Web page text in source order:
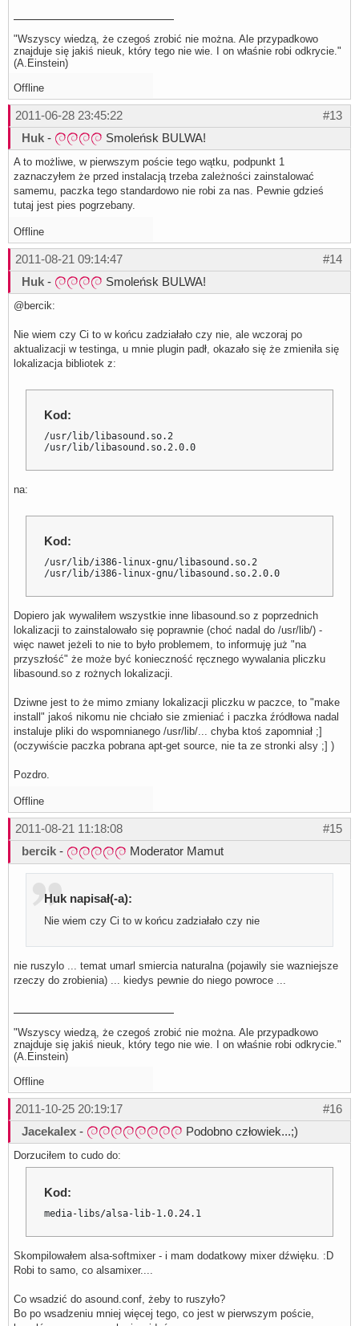
"Wszyscy wiedzą, że czegoś zrobić nie można. Ale przypadkowo
znajduje się jakiś nieuk, który tego nie wie. I on właśnie robi odkrycie."
(A.Einstein)
Offline
#13
2011-06-28 23:45:22
Huk - Smoleńsk BULWA!
A to możliwe, w pierwszym poście tego wątku, podpunkt 1
zaznaczyłem że przed instalacją trzeba zależności zainstalować
samemu, paczka tego standardowo nie robi za nas. Pewnie gdzieś
tutaj jest pies pogrzebany.
Offline
#14
2011-08-21 09:14:47
Huk - Smoleńsk BULWA!
@bercik:
Nie wiem czy Ci to w końcu zadziałało czy nie, ale wczoraj po
aktualizacji w testinga, u mnie plugin padł, okazało się że zmieniła się
lokalizacja bibliotek z:
Kod:
/usr/lib/libasound.so.2
/usr/lib/libasound.so.2.0.0
na:
Kod:
/usr/lib/i386-linux-gnu/libasound.so.2
/usr/lib/i386-linux-gnu/libasound.so.2.0.0
Dopiero jak wywaliłem wszystkie inne libasound.so z poprzednich
lokalizacji to zainstalowało się poprawnie (choć nadal do /usr/lib/) -
więc nawet jeżeli to nie to było problemem, to informuję już "na
przyszłość" że może być konieczność ręcznego wywalania pliczku
libasound.so z rożnych lokalizacji.
Dziwne jest to że mimo zmiany lokalizacji pliczku w paczce, to "make
install" jakoś nikomu nie chciało sie zmieniać i paczka źródłowa nadal
instaluje pliki do wspomnianego /usr/lib/... chyba ktoś zapomniał ;]
(oczywiście paczka pobrana apt-get source, nie ta ze stronki alsy ;] )
Pozdro.
Offline
#15
2011-08-21 11:18:08
bercik - Moderator Mamut
Huk napisał(-a):
Nie wiem czy Ci to w końcu zadziałało czy nie
nie ruszylo ... temat umarl smiercia naturalna (pojawily sie wazniejsze
rzeczy do zrobienia) ... kiedys pewnie do niego powroce ...
"Wszyscy wiedzą, że czegoś zrobić nie można. Ale przypadkowo
znajduje się jakiś nieuk, który tego nie wie. I on właśnie robi odkrycie."
(A.Einstein)
Offline
#16
2011-10-25 20:19:17
Jacekalex - Podobno człowiek...;)
Dorzuciłem to cudo do:
Kod:
media-libs/alsa-lib-1.0.24.1
Skompilowałem alsa-softmixer - i mam dodatkowy mixer dźwięku. :D
Robi to samo, co alsamixer....
Co wsadzić do asound.conf, żeby to ruszyło?
Bo po wsadzeniu mniej więcej tego, co jest w pierwszym poście,